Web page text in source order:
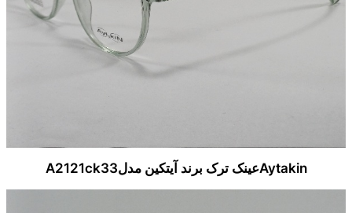
Aytakinعینک ترک برند آیتکین مدلA2121ck33